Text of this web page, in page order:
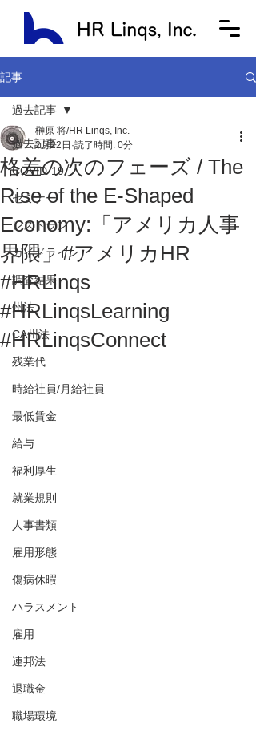
記事
過去記事
COVID-19
セミナー
レストラン
ガイドライン
調査結果
州法
CA州法
残業代
時給社員/月給社員
最低賃金
給与
福利厚生
就業規則
人事書類
雇用形態
傷病休暇
ハラスメント
雇用
連邦法
退職金
職場環境
過去記事
格差の次のフェーズ / The
Rise of the E-Shaped
Economy:「アメリカ人事
界隈」#アメリカHR
#HRLinqs
#HRLinqsLearning
#HRLinqsConnect
榊原 将/HR Linqs, Inc.
2月22日 読了時間: 0分